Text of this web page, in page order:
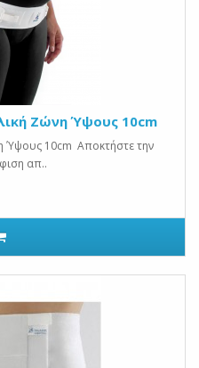
Ζώνη Ύψους 10cm
Ύψους 10cm Αποκτήστε την
απ..